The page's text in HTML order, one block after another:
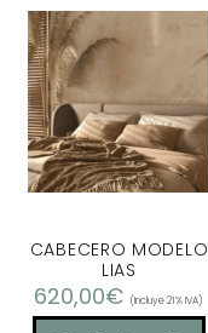
CABECERO MODELO
LIAS
620,00€ (Incluye 21% IVA)